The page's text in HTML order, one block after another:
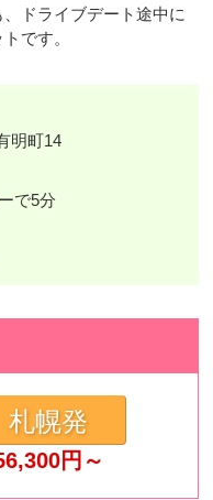
ドライブデート途中に
です。
明町14
で5分
札幌発
円～